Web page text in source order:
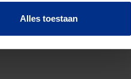
Alles toestaan